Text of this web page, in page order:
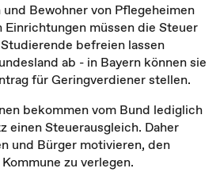
Bewohner von Pflegeheimen
müssen die Steuer
befreien lassen
ab - in Bayern können sie
für Geringverdiener stellen.
bekommen vom Bund lediglich
einen Steuerausgleich. Daher
und Bürger motivieren, den
zu verlegen.